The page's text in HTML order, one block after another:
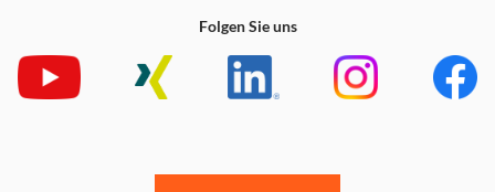
Folgen Sie uns